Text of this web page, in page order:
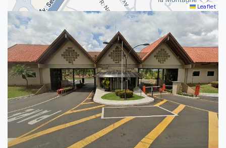
Leaflet